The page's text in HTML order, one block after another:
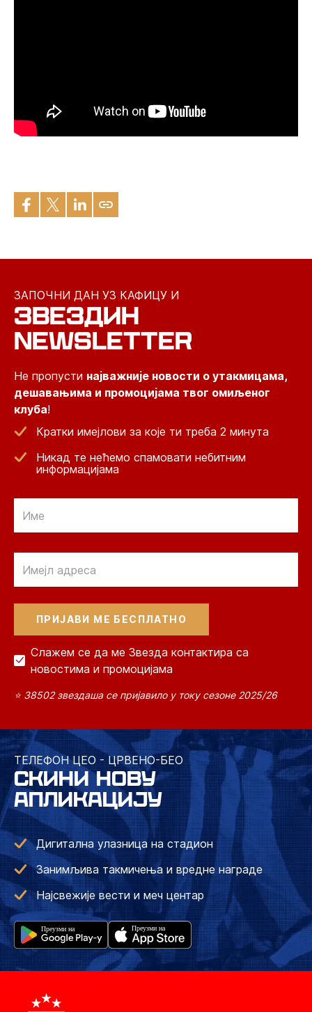
ЗАПОЧНИ ДАН УЗ КАФИЦУ И
ЗВЕЗДИН
NEWSLETTER
Не пропусти најважније новости о утакмицама,
дешавањима и промоцијама твог омиљеног
клуба!
Кратки имејлови за које ти треба 2 минута
Никад те нећемо спамовати небитним
информацијама
Слажем се да ме Звезда контактира са
новостима и промоцијама
⭐ 38502 звездаша се пријавило у току сезоне 2025/26
ТЕЛЕФОН ЦЕО - ЦРВЕНО-БЕО
СКИНИ НОВУ
АПЛИКАЦИЈУ
Дигитална улазница на стадион
Занимљива такмичења и вредне награде
Најсвежије вести и меч центар